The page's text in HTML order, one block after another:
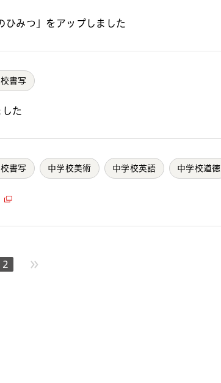
ひみつ」をアップしました
書写
た
書写 中学校美術 中学校英語 中学校道徳
2